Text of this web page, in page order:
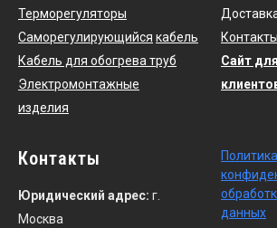
Терморегуляторы
Саморегулирующийся кабель
Кабель для обогрева труб
Электромонтажные
изделия
Сайт
Контакты
Юридический адрес: г.
Москва
Политика
данных